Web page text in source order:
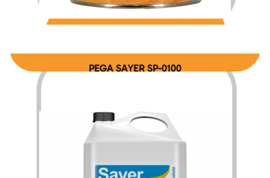
$227.13–$3,636.60
PEGA SAYER SP-0100